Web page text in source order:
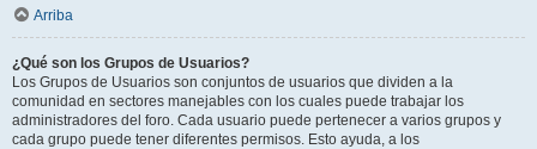
Arriba
¿Qué son los Grupos de Usuarios?
Los Grupos de Usuarios son conjuntos de usuarios que dividen a la
comunidad en sectores manejables con los cuales puede trabajar los
administradores del foro. Cada usuario puede pertenecer a varios grupos y
cada grupo puede tener diferentes permisos. Esto ayuda, a los